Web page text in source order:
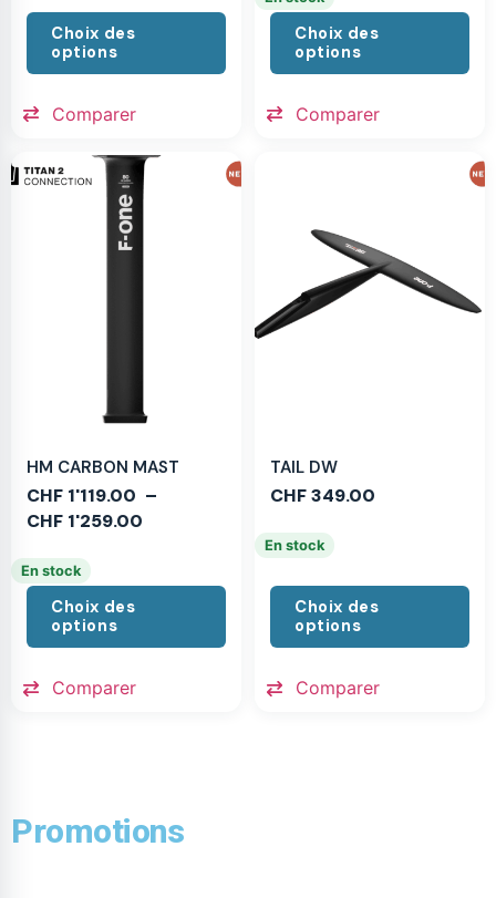
Choix des
options
Comparer
Choix des
options
Comparer
HM CARBON MAST
CHF 1'119.00 –
CHF 1'259.00
En stock
Choix des
options
Comparer
TAIL DW
CHF349.00
En stock
Choix des
options
Comparer
Promotions